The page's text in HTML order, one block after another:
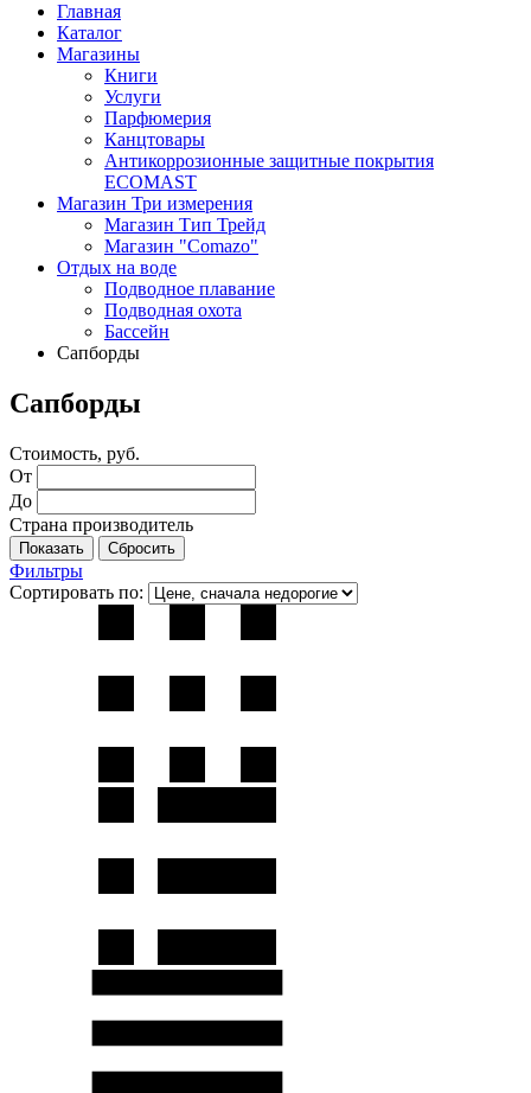
Главная
Каталог
Магазины
Книги
Услуги
Парфюмерия
Канцтовары
Антикоррозионные защитные покрытия
ECOMAST
Магазин Три измерения
Магазин Тип Трейд
Магазин "Comazo"
Отдых на воде
Подводное плавание
Подводная охота
Бассейн
Сапборды
Сапборды
Стоимость, руб.
От
До
Страна производитель
Фильтры
Сортировать по: